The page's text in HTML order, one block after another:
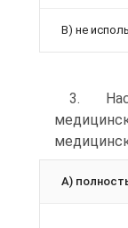
В) не
3.
А)